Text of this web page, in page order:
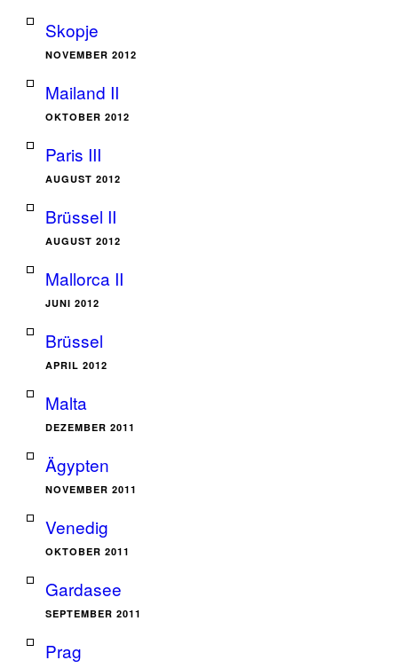
Skopje
NOVEMBER 2012
Mailand II
OKTOBER 2012
Paris III
AUGUST 2012
Brüssel II
AUGUST 2012
Mallorca II
JUNI 2012
Brüssel
APRIL 2012
Malta
DEZEMBER 2011
Ägypten
NOVEMBER 2011
Venedig
OKTOBER 2011
Gardasee
SEPTEMBER 2011
Prag